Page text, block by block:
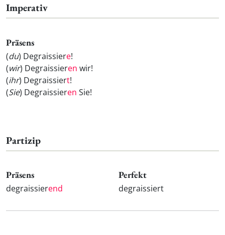
Imperativ
Präsens
(du) Degraissiere!
(wir) Degraissieren wir!
(ihr) Degraissiert!
(Sie) Degraissieren Sie!
Partizip
Präsens
degraissierend
Perfekt
degraissiert